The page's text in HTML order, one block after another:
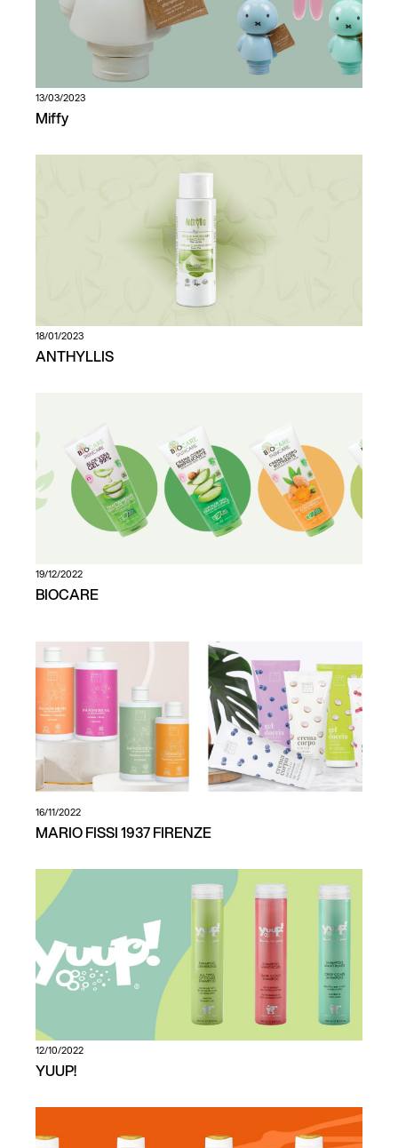
13/03/2023
Miffy
18/01/2023
ANTHYLLIS
19/12/2022
BIOCARE
16/11/2022
MARIO FISSI 1937 FIRENZE
12/10/2022
YUUP!